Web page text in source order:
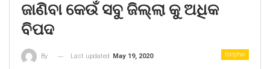
ଜାଣିବା କେଉଁ ସବୁ ଜିଲ୍ଲା କୁ ଅଧିକ
ବିପଦ
ଅମ୍ଫାନ
By Last updated May 19, 2020